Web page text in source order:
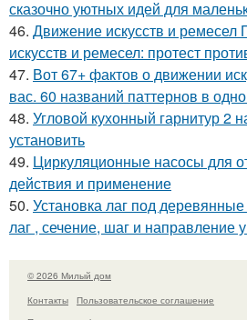
сказочно уютных идей для
46. Движение искусств и
искусств и ремесел: протест
47. Вот 67+ фактов о движении
вас. 60 названий паттернов в
48. Угловой кухонный гарнитур 2
установить
49. Циркуляционные насосы для
действия и применение
50. Установка лаг под
лаг , сечение, шаг и направление
© 2026 Милый дом
Контакты
Пользовательское соглашение